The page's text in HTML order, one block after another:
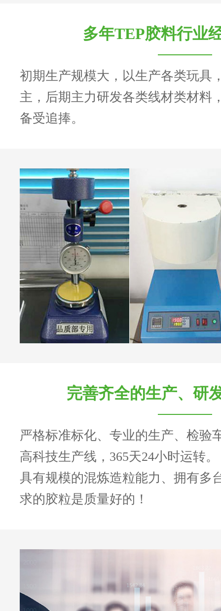
多年TEP胶料行业
初期生产规模大，以生产各类玩具
主，后期主力研发各类线材类材料
备受追捧。
完善齐全的生产、研
严格标准标化、专业的生产、检验
高科技生产线，365天24小时运转。
具有规模的混炼造粒能力、拥有多
求的胶粒是质量好的！